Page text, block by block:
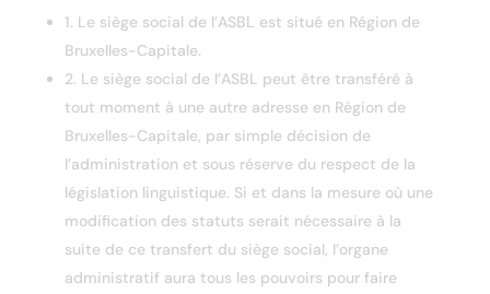
1. Le siège social de l’ASBL est situé en Région de
Bruxelles-Capitale.
2. Le siège social de l’ASBL peut être transféré à
tout moment à une autre adresse en Région de
Bruxelles-Capitale, par simple décision de
l’administration et sous réserve du respect de la
législation linguistique. Si et dans la mesure où une
modification des statuts serait nécessaire à la
suite de ce transfert du siège social, l’organe
administratif aura tous les pouvoirs pour faire